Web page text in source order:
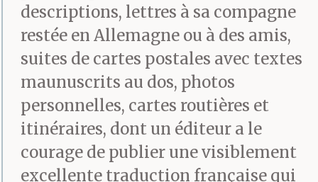
descriptions, lettres à sa compagne
restée en Allemagne ou à des amis,
suites de cartes postales avec textes
maunuscrits au dos, photos
personnelles, cartes routières et
itinéraires, dont un éditeur a le
courage de publier une visiblement
excellente traduction française qui